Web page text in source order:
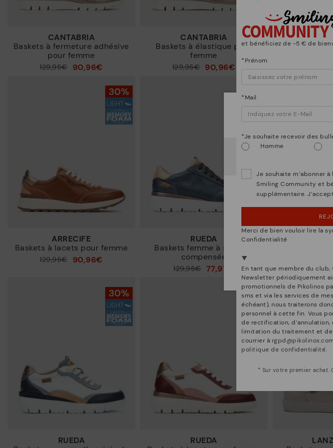
CANTABRIA
Baskets à fermeture adhésive
pour femme
129,95€ 90,96€
CANTABRIA
Baskets à élastique pour
femme
129,95€ 90,96€
Baskets à
129,95€
ARRECIFE
Baskets à lacets pour femme
129,95€ 90,96€
RUEDA
Baskets femme à semelle
compensée
129,95€ 77,97€
RUEDA
RUEDA
Attention !
Il semble que vous êtes en
OUPS... JE ME SUIS
NON, JE VEUX
et bénéficiez de -5 € de
*Prénom
*Mail
*Je souhaite recevoir des
Homme
Je souhaite m’abonner
Smiling Community et
supplémentaire.
Merci de bien vouloir lire la
Confidentialité
En tant que membre du
Newsletter périodiquement
promotionnels de Pikolinos
sms et via les services de
échéant), nous traiterons
personnel à cette fin. Vous
de rectification,
limitation du traitement et
courrier à rgpd@pikolinos.com
politique de confidentialité.
* Sur votre premier achat.